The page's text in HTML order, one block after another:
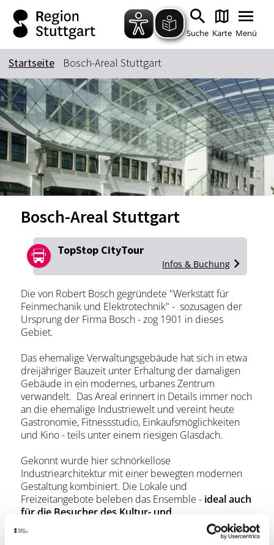
Zum Hauptinhalt springen
Zur Suche springen
Zur Hauptnavigation
Zum Footer springen
Suche Karte Menü
Suchbegriff
Das könnte Sie interessieren
Stadtführungen
Tickets
Citytour
Übernachtung
Erlebnisse
Essen & Trinken
Wein
Automobil
Kultur
Feste & Highlights
Startseite Bosch-Areal Stuttgart
Bosch-Areal Stuttgart
Die von Robert Bosch gegründete "Werkstatt für
Feinmechanik und Elektrotechnik" - sozusagen der
Ursprung der Firma Bosch - zog 1901 in dieses
Gebiet.
Das ehemalige Verwaltungsgebäude hat sich in etwa
dreijähriger Bauzeit unter Erhaltung der damaligen
Gebäude in ein modernes, urbanes Zentrum
verwandelt. Das Areal erinnert in Details immer noch
an die ehemalige Industriewelt und vereint heute
Gastronomie, Fitnessstudio, Einkaufsmöglichkeiten
und Kino - teils unter einem riesigen Glasdach.
Gekonnt wurde hier schnörkellose
Industriearchitektur mit einer bewegten modernen
Gestaltung kombiniert. Die Lokale und
Freizeitangebote beleben das Ensemble - ideal auch
für die Besucher des Kultur- und
Kongresszentrums Liederhalle, das sich am
Rande des Bosch-Areals befindet.
TopStop CityTour
Infos & Buchung